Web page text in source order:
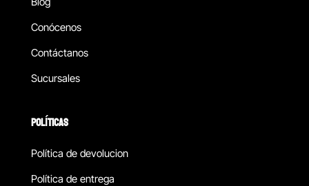
Conócenos
Contáctanos
Sucursales
POLÍTICAS
Política de devolucion
Política de entrega